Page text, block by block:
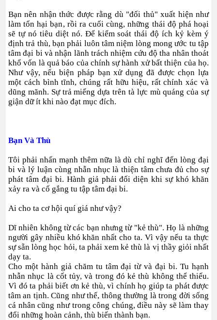
Bạn nên nhận thức được rằng dù "đối thủ" xuất hiện như
làm tổn hại bạn, rồi ra cuối cùng, những thái độ phá hoại
sẽ tự nó tiêu diệt nó. Để kiểm soát thái độ ích kỷ kèm ý
định trả thù, bạn phải luôn tâm niệm lòng mong ước tu tập
tâm đại bi và nhận lãnh trách nhiệm cứu độ tha nhân thoát
khổ vốn là quả báo của chính sự hành xử bất thiện của họ.
Như vậy, nếu biện pháp bạn xử dụng đã được chọn lựa
một cách bình tĩnh, chúng rất hữu hiệu, rất chính xác và
dũng mãnh. Sự trả miếng dựa trên tà lực mù quáng của sự
giận dữ ít khi nào đạt mục đích.
Bạn Và Thù
Tôi phải nhấn mạnh thêm nữa là dù chỉ nghĩ đến lòng đại
bi và lý luận cùng nhẫn nhục là thiện tâm chưa đủ cho sự
phát tâm đại bi. Hành giả phải đối diện khi sự khó khăn
xảy ra và cố gắng tu tập tâm đại bi.
Ai cho ta cơ hội quí giá như vậy?
Dĩ nhiên không từ các bạn nhưng từ "kẻ thù". Họ là những
người gây nhiều khó khăn nhất cho ta. Vì vậy nếu ta thực
sự sẵn lòng học hỏi, ta phải xem kẻ thù là vị thầy giỏi nhất
dạy ta.
Cho một hành giả chăm tu tâm đại từ và đại bi. Tu hạnh
nhẫn nhục là cốt tủy, và trong đó kẻ thù không thể thiếu.
Vì đó ta phải biết ơn kẻ thù, vì chính họ giúp ta phát được
tâm an tịnh. Cũng như thế, thông thường là trong đời sống
cá nhân cũng như trong công chúng, điều này sẽ làm thay
đổi những hoàn cảnh, thù biến thành bạn.